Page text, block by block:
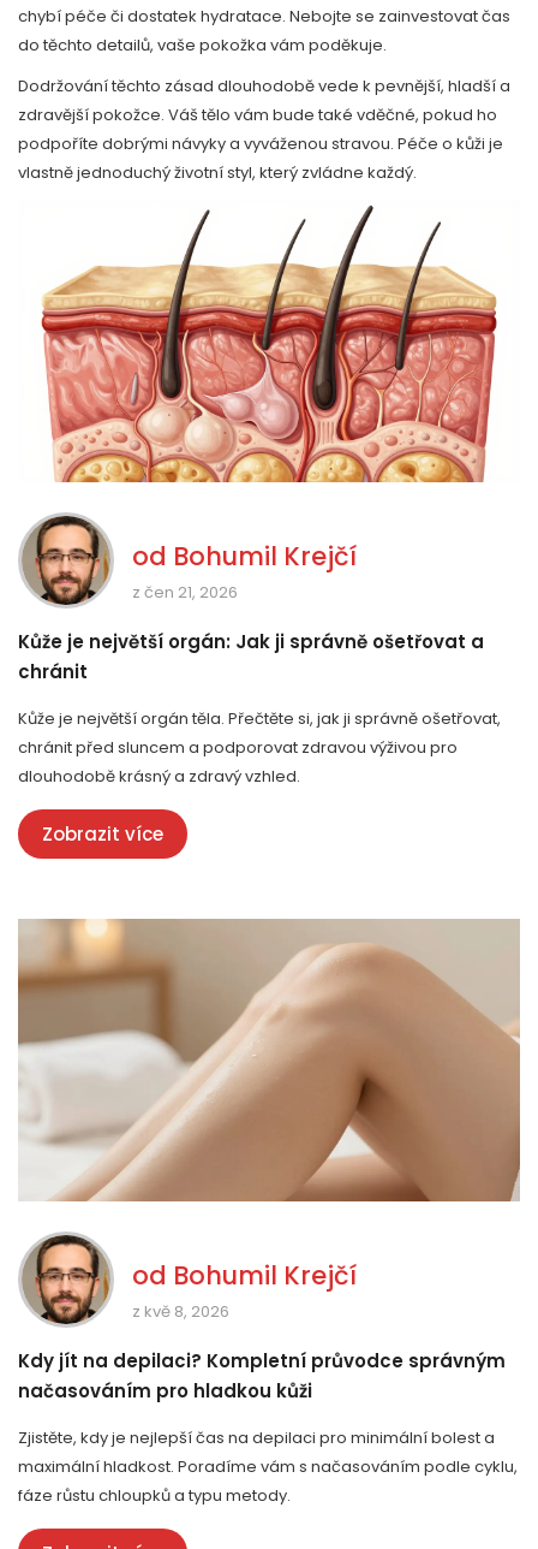
chybí péče či dostatek hydratace. Nebojte se zainvestovat čas
do těchto detailů, vaše pokožka vám poděkuje.
Dodržování těchto zásad dlouhodobě vede k pevnější, hladší a
zdravější pokožce. Váš tělo vám bude také vděčné, pokud ho
podpoříte dobrými návyky a vyváženou stravou. Péče o kůži je
vlastně jednoduchý životní styl, který zvládne každý.
od Bohumil Krejčí
z čen 21, 2026
Kůže je největší orgán: Jak ji správně ošetřovat a
chránit
Kůže je největší orgán těla. Přečtěte si, jak ji správně ošetřovat,
chránit před sluncem a podporovat zdravou výživou pro
dlouhodobě krásný a zdravý vzhled.
Zobrazit více
od Bohumil Krejčí
z kvě 8, 2026
Kdy jít na depilaci? Kompletní průvodce správným
načasováním pro hladkou kůži
Zjistěte, kdy je nejlepší čas na depilaci pro minimální bolest a
maximální hladkost. Poradíme vám s načasováním podle cyklu,
fáze růstu chloupků a typu metody.